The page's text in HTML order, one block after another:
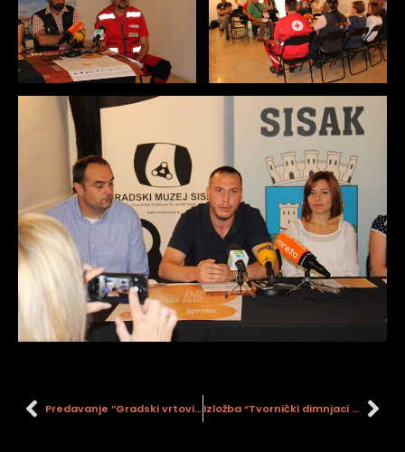
Predavanje ”Gradski vrtovi i druge zelene priče” Izložba “Tvornički dimnjaci – industrijske vertikale grada Siska”